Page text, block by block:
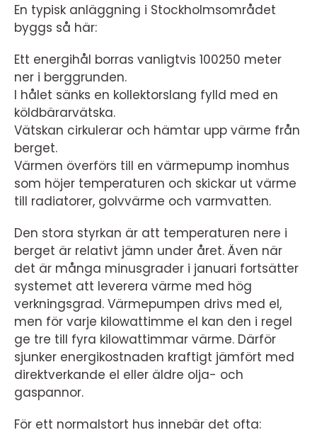
En typisk anläggning i Stockholmsområdet
byggs så här:
Ett energihål borras vanligtvis 100250 meter
ner i berggrunden.
I hålet sänks en kollektorslang fylld med en
köldbärarvätska.
Vätskan cirkulerar och hämtar upp värme från
berget.
Värmen överförs till en värmepump inomhus
som höjer temperaturen och skickar ut värme
till radiatorer, golvvärme och varmvatten.
Den stora styrkan är att temperaturen nere i
berget är relativt jämn under året. Även när
det är många minusgrader i januari fortsätter
systemet att leverera värme med hög
verkningsgrad. Värmepumpen drivs med el,
men för varje kilowattimme el kan den i regel
ge tre till fyra kilowattimmar värme. Därför
sjunker energikostnaden kraftigt jämfört med
direktverkande el eller äldre olja- och
gaspannor.
För ett normalstort hus innebär det ofta: